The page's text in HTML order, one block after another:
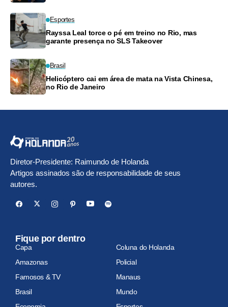
Esportes
Rayssa Leal torce o pé em treino no Rio, mas
garante presença no SLS Takeover
Brasil
Helicóptero cai em área de mata na Vista Chinesa,
no Rio de Janeiro
Diretor-Presidente: Raimundo de Holanda
Artigos assinados são de responsabilidade de seus
autores.
Fique por dentro
Capa
Coluna do Holanda
Amazonas
Policial
Famosos & TV
Manaus
Brasil
Mundo